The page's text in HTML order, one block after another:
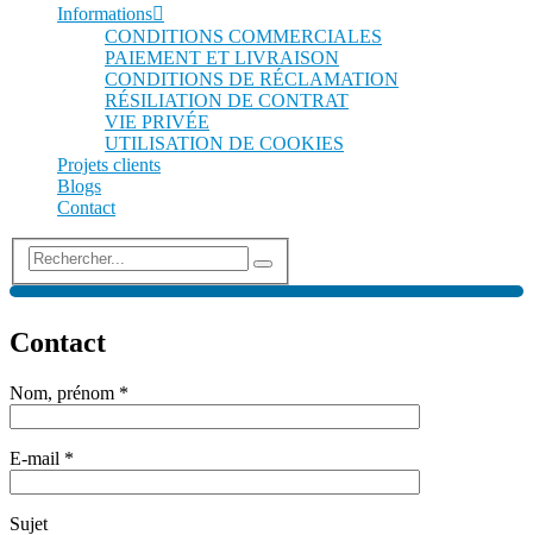
Informations
CONDITIONS COMMERCIALES
PAIEMENT ET LIVRAISON
CONDITIONS DE RÉCLAMATION
RÉSILIATION DE CONTRAT
VIE PRIVÉE
UTILISATION DE COOKIES
Projets clients
Blogs
Contact
Contact
Nom, prénom *
E-mail *
Sujet